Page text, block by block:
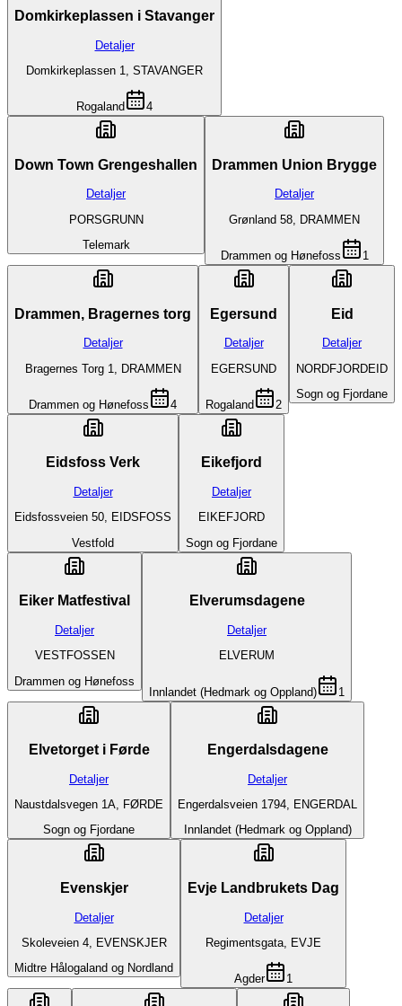
Domkirkeplassen i Stavanger
Detaljer
Domkirkeplassen 1, STAVANGER
Rogaland 4
Down Town Grengeshallen
Detaljer
PORSGRUNN
Telemark
Drammen Union Brygge
Detaljer
Grønland 58, DRAMMEN
Drammen og Hønefoss 1
Drammen, Bragernes torg
Detaljer
Bragernes Torg 1, DRAMMEN
Drammen og Hønefoss 4
Egersund
Detaljer
EGERSUND
Rogaland 2
Eid
Detaljer
NORDFJORDEID
Sogn og Fjordane
Eidsfoss Verk
Detaljer
Eidsfossveien 50, EIDSFOSS
Vestfold
Eikefjord
Detaljer
EIKEFJORD
Sogn og Fjordane
Eiker Matfestival
Detaljer
VESTFOSSEN
Drammen og Hønefoss
Elverumsdagene
Detaljer
ELVERUM
Innlandet (Hedmark og Oppland) 1
Elvetorget i Førde
Detaljer
Naustdalsvegen 1A, FØRDE
Sogn og Fjordane
Engerdalsdagene
Detaljer
Engerdalsveien 1794, ENGERDAL
Innlandet (Hedmark og Oppland)
Evenskjer
Detaljer
Skoleveien 4, EVENSKJER
Midtre Hålogaland og Nordland
Evje Landbrukets Dag
Detaljer
Regimentsgata, EVJE
Agder 1